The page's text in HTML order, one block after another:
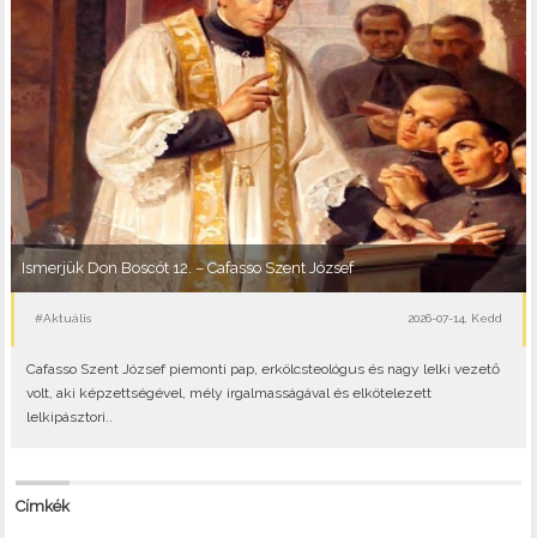
Ismerjük Don Boscót 12. – Cafasso Szent József
#Aktuális 2026-07-14, Kedd
Cafasso Szent József piemonti pap, erkölcsteológus és nagy lelki vezető
volt, aki képzettségével, mély irgalmasságával és elkötelezett
lelkipásztori..
Címkék